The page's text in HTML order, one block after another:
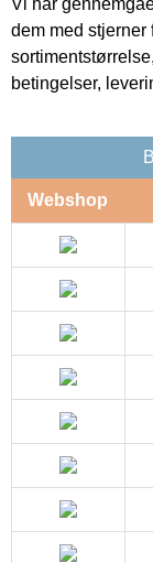
dem med stjerner
betingelser,
Webshop